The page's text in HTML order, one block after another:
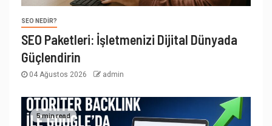
SEO NEDIR?
SEO Paketleri: İşletmenizi Dijital Dünyada
Güçlendirin
04 Ağustos 2026 admin
5 min read